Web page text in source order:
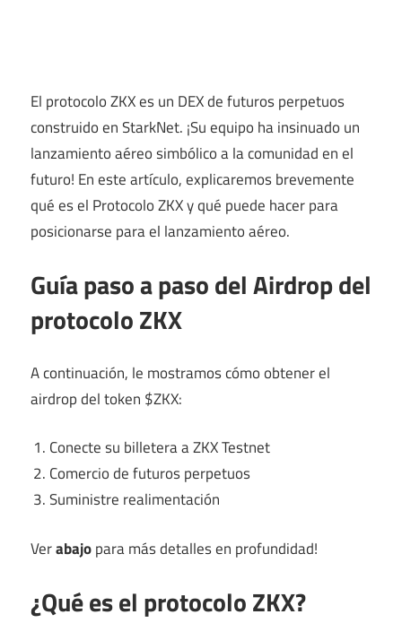
El protocolo ZKX es un DEX de futuros perpetuos
construido en StarkNet. ¡Su equipo ha insinuado un
lanzamiento aéreo simbólico a la comunidad en el
futuro! En este artículo, explicaremos brevemente
qué es el Protocolo ZKX y qué puede hacer para
posicionarse para el lanzamiento aéreo.
Guía paso a paso del Airdrop del
protocolo ZKX
A continuación, le mostramos cómo obtener el
airdrop del token $ZKX:
Conecte su billetera a ZKX Testnet
Comercio de futuros perpetuos
Suministre realimentación
Verabajopara más detalles en profundidad!
¿Qué es el protocolo ZKX?